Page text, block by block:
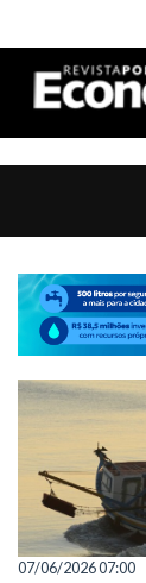
07/06/2026 07:00